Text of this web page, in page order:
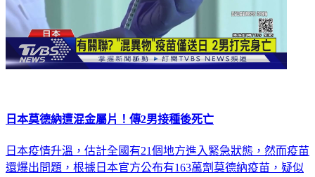
日本莫德納遭混金屬片！傳2男接種後死亡
日本疫情升溫，估計全國有21個地方進入緊急狀態，然而疫苗
還爆出問題，根據日本官方公布有163萬劑莫德納疫苗，疑似